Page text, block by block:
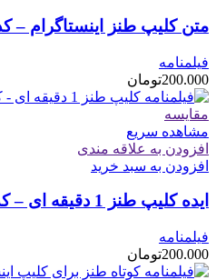
متن کلیپ طنز اینستاگرام – کد
فیلمنامه
200.000تومان
مقایسه
مشاهده سریع
افزودن به علاقه مندی
افزودن به سبد خرید
ایده کلیپ طنز 1 دقیقه ای – کد 338
فیلمنامه
200.000تومان